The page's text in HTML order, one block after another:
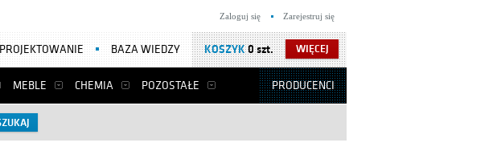
MEBLE CHEMIA POZOSTAŁE PRODUCENCI
PROJEKTOWANIE BAZA WIEDZY WIĘCEJ
KOSZYK0 szt.
Zaloguj się Zarejestruj się